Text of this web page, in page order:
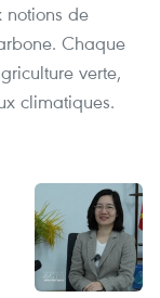
notions de
Chaque
verte,
climatiques.